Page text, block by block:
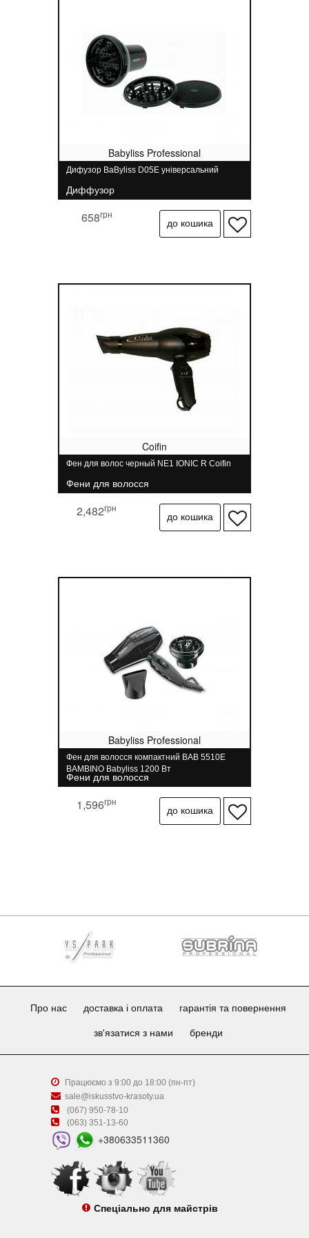
Babyliss Professional
Дифузор BaByliss D05E універсальний
Диффузор
658грн
Coifin
Фен для волос черный NE1 IONIC R Coifin
Фени для волосся
2,482грн
Babyliss Professional
Фен для волосся компактний BAB 5510E
BAMBINO Babyliss 1200 Вт
Фени для волосся
1,596грн
Про нас доставка і оплата гарантія та повернення
зв'язатися з нами бренди
Працюємо з 9:00 до 18:00 (пн-пт)
sale@iskusstvo-krasoty.ua
(067) 950-78-10
(063) 351-13-60
+380633511360
Спеціально для майстрів